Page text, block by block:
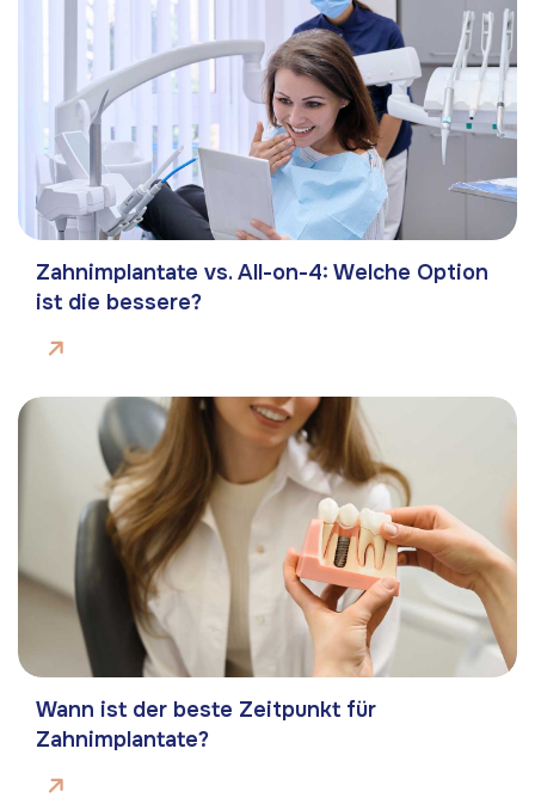
Zahnimplantate vs. All-on-4: Welche Option
ist die bessere?
Wann ist der beste Zeitpunkt für
Zahnimplantate?